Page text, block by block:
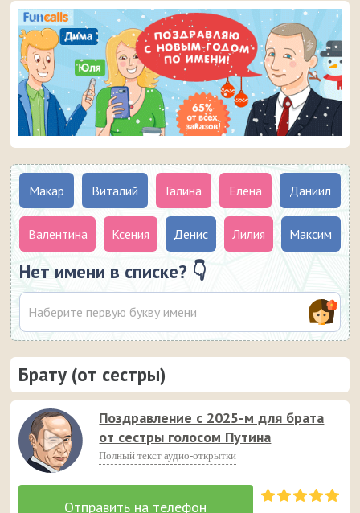
Макар Виталий Галина Елена Даниил
Валентина Ксения Денис Лилия Максим
Нет имени в списке? 👇
Брату (от сестры)
Поздравление с 2025-м для брата
от сестры голосом Путина
Полный текст аудио-открытки